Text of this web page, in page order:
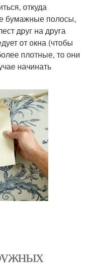
откуда
бумажные полосы,
друг на друга
от окна (чтобы
плотные, то они
начинать